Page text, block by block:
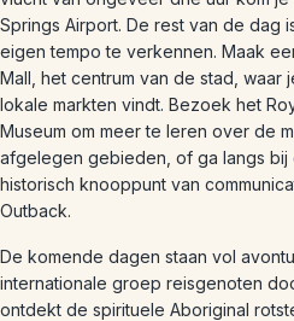
Springs Airport. De rest van de dag
eigen tempo te verkennen. Maak
Mall, het centrum van de stad, waar
lokale markten vindt. Bezoek het
Museum om meer te leren over de
afgelegen gebieden, of ga langs
historisch knooppunt van
Outback.
De komende dagen staan vol
internationale groep reisgenoten
ontdekt de spirituele Aboriginal